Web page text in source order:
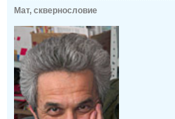
Мат, сквернословие